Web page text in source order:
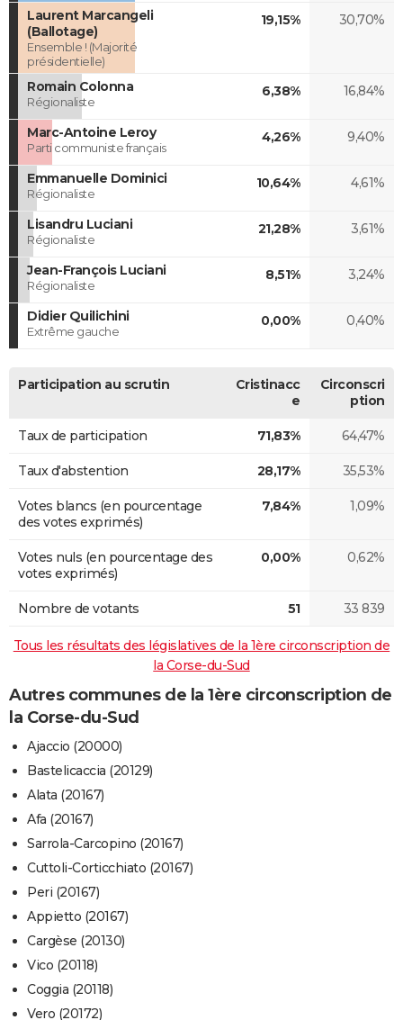
Laurent Marcangeli
(Ballotage)
Ensemble ! (Majorité
présidentielle)
19,15% 30,70%
Romain Colonna
Régionaliste
6,38% 16,84%
Marc-Antoine Leroy
Parti communiste français
4,26% 9,40%
Emmanuelle Dominici
Régionaliste
10,64% 4,61%
Lisandru Luciani
Régionaliste
21,28% 3,61%
Jean-François Luciani
Régionaliste
8,51% 3,24%
Didier Quilichini
Extrême gauche
0,00% 0,40%
Participation au scrutin
Cristinacc
e
Circonscri
ption
Taux de participation 71,83% 64,47%
Taux d'abstention 28,17% 35,53%
Votes blancs (en pourcentage
des votes exprimés)
7,84% 1,09%
Votes nuls (en pourcentage des
votes exprimés)
0,00% 0,62%
Nombre de votants 51 33 839
Tous les résultats des législatives de la 1ère circonscription de
la Corse-du-Sud
Autres communes de la 1ère circonscription de
la Corse-du-Sud
Ajaccio (20000)
Bastelicaccia (20129)
Alata (20167)
Afa (20167)
Sarrola-Carcopino (20167)
Cuttoli-Corticchiato (20167)
Peri (20167)
Appietto (20167)
Cargèse (20130)
Vico (20118)
Coggia (20118)
Vero (20172)